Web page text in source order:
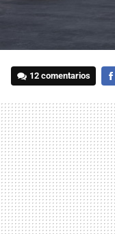
12 comentarios